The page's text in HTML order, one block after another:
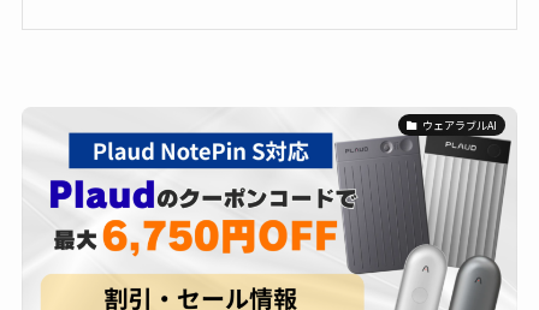
ウェアラブルAI